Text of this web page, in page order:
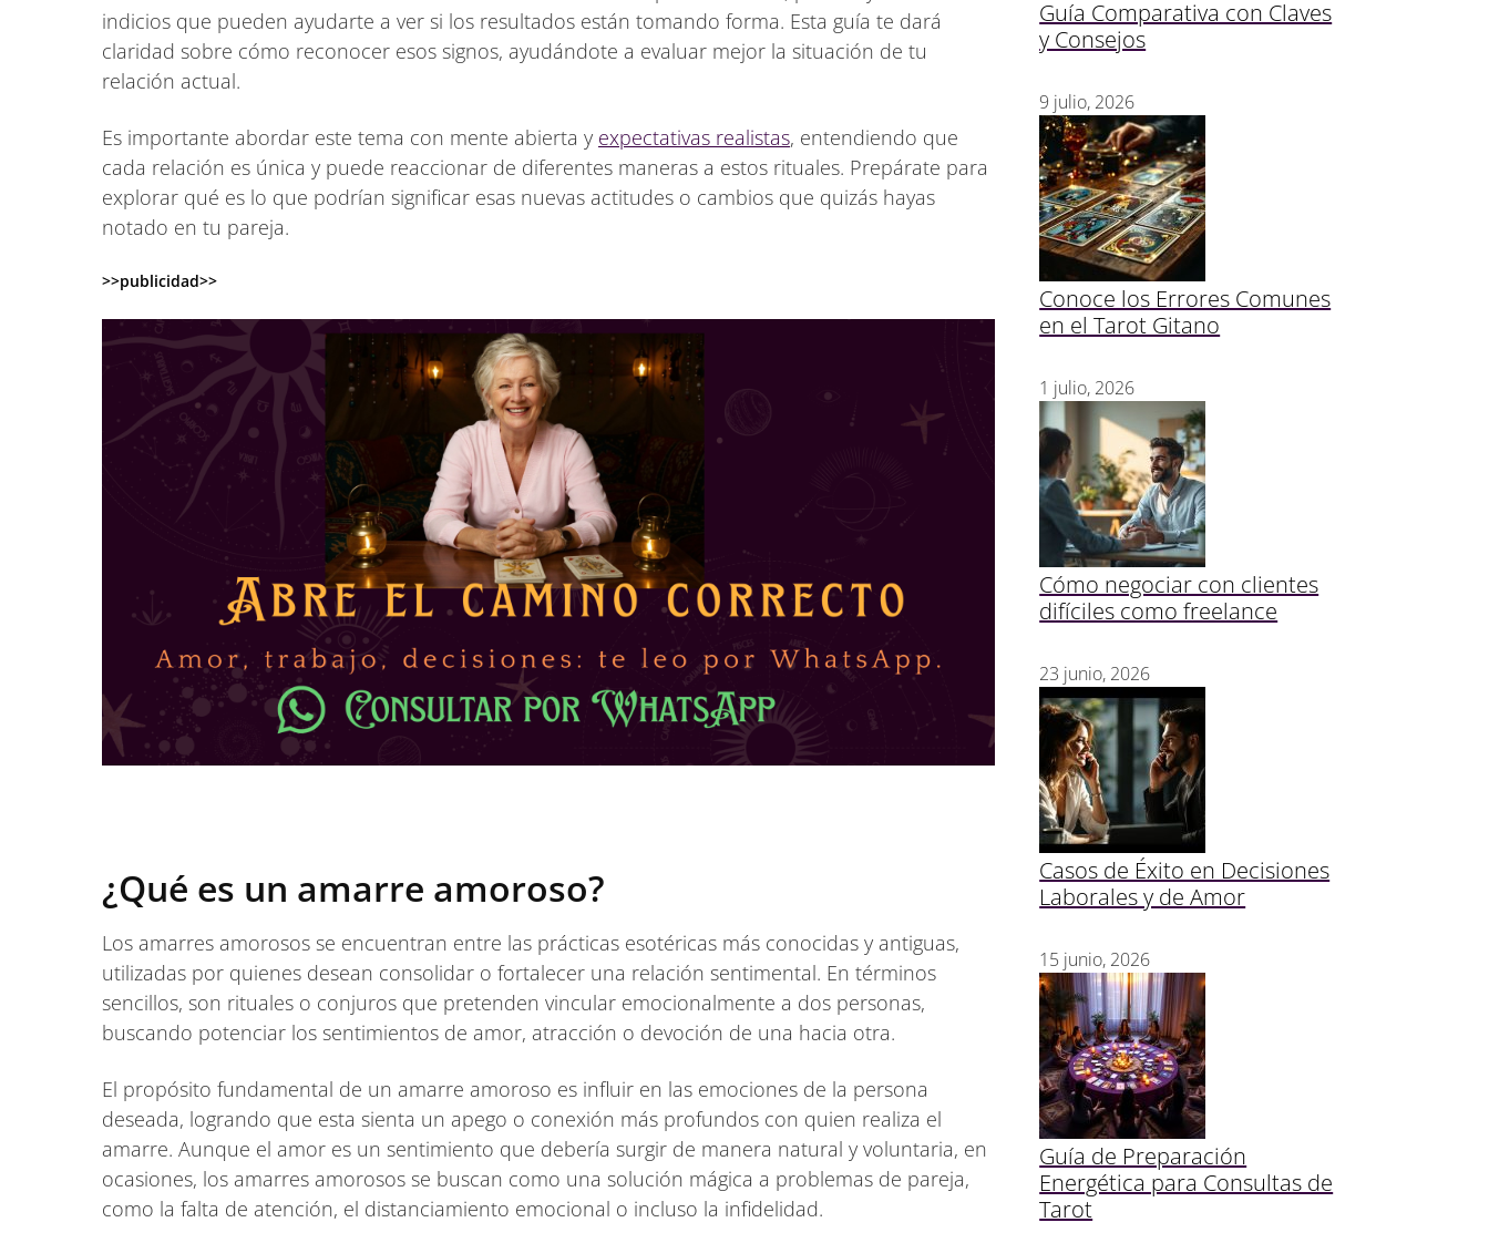
indicios que pueden ayudarte a ver si los resultados están tomando forma. Esta guía te dará
claridad sobre cómo reconocer esos signos, ayudándote a evaluar mejor la situación de tu
relación actual.
Es importante abordar este tema con mente abierta y expectativas realistas, entendiendo que
cada relación es única y puede reaccionar de diferentes maneras a estos rituales. Prepárate para
explorar qué es lo que podrían significar esas nuevas actitudes o cambios que quizás hayas
notado en tu pareja.
>>publicidad>>
¿Qué es un amarre amoroso?
Los amarres amorosos se encuentran entre las prácticas esotéricas más conocidas y antiguas,
utilizadas por quienes desean consolidar o fortalecer una relación sentimental. En términos
sencillos, son rituales o conjuros que pretenden vincular emocionalmente a dos personas,
buscando potenciar los sentimientos de amor, atracción o devoción de una hacia otra.
El propósito fundamental de un amarre amoroso es influir en las emociones de la persona
deseada, logrando que esta sienta un apego o conexión más profundos con quien realiza el
amarre. Aunque el amor es un sentimiento que debería surgir de manera natural y voluntaria, en
ocasiones, los amarres amorosos se buscan como una solución mágica a problemas de pareja,
como la falta de atención, el distanciamiento emocional o incluso la infidelidad.
Guía Comparativa con Claves
y Consejos
9 julio, 2026
Conoce los Errores Comunes
en el Tarot Gitano
1 julio, 2026
Cómo negociar con clientes
difíciles como freelance
23 junio, 2026
Casos de Éxito en Decisiones
Laborales y de Amor
15 junio, 2026
Guía de Preparación
Energética para Consultas de
Tarot